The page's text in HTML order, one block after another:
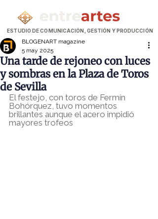
ESTUDIO DE COMUNICACIÓN, GESTIÓN Y PRODUCCIÓN
Una tarde de rejoneo con luces
y sombras en la Plaza de Toros
de Sevilla
BLOGENART magazine
5 may 2025
El festejo, con toros de Fermín
Bohórquez, tuvo momentos
brillantes aunque el acero impidió
mayores trofeos